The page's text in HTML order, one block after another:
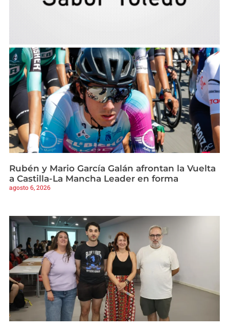
Rubén y Mario García Galán afrontan la Vuelta
a Castilla-La Mancha Leader en forma
agosto 6, 2026